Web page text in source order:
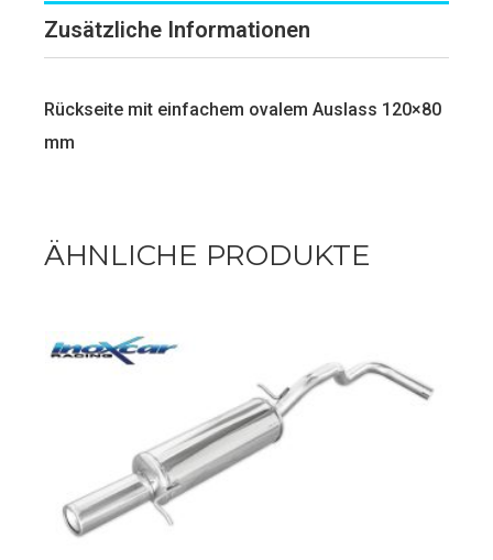
Zusätzliche Informationen
Rückseite mit einfachem ovalem Auslass 120×80
mm
ÄHNLICHE PRODUKTE